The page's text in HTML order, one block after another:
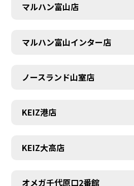
マルハン富山店
マルハン富山インター店
ノースランド山室店
KEIZ港店
KEIZ大高店
オメガ千代原口2番館